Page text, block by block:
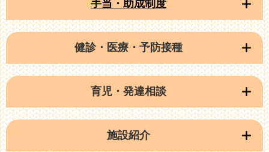
手当・助成制度
健診・医療・予防接種
育児・発達相談
施設紹介